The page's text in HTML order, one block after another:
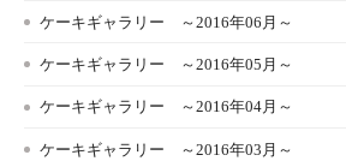
ケーキギャラリー ～2016年06月～
ケーキギャラリー ～2016年05月～
ケーキギャラリー ～2016年04月～
ケーキギャラリー ～2016年03月～